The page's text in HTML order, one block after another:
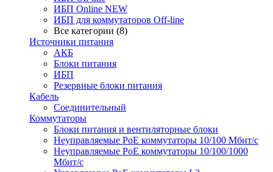
ИБП Online NEW
ИБП для коммутаторов Off-line
Все категории (8)
Источники питания
АКБ
Блоки питания
ИБП
Резервные блоки питания
Кабель
Соединительный
Коммутаторы
Блоки питания и вентиляторные блоки
Неуправляемые PoE коммутаторы 10/100 Мбит/с
Неуправляемые PoE коммутаторы 10/100/1000
Мбит/с